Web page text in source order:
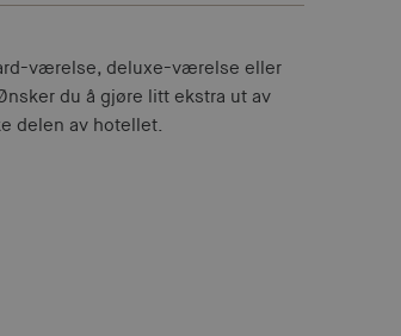
værelse, deluxe-værelse eller
du å gjøre litt ekstra ut av
delen av hotellet.